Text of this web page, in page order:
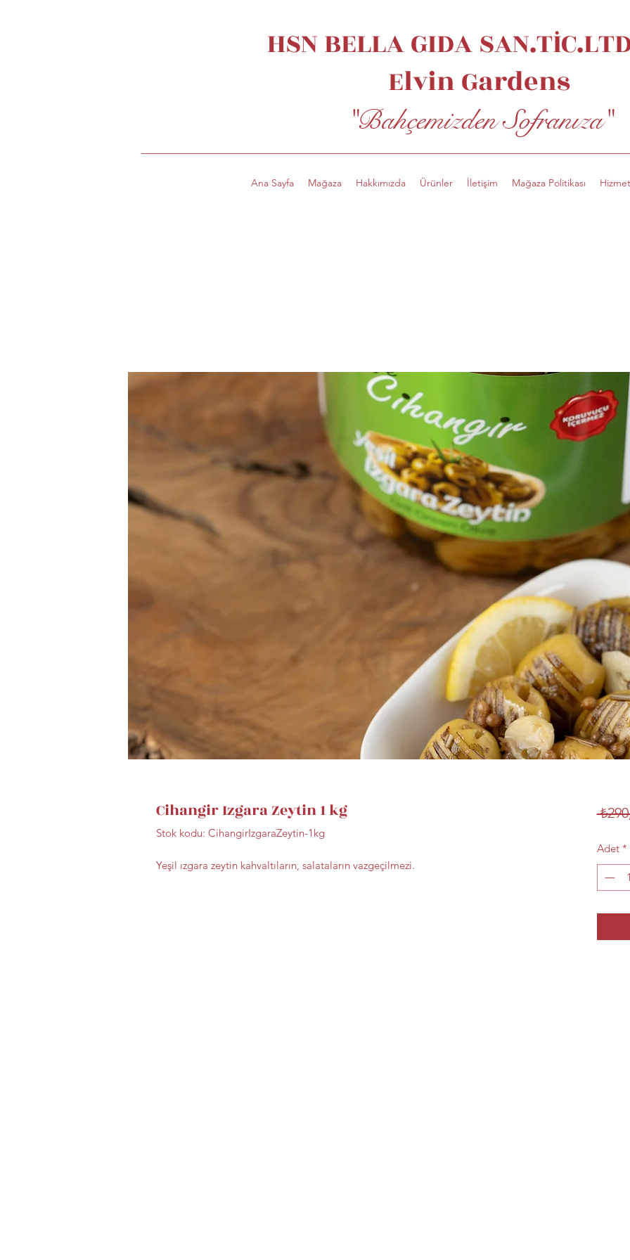
HSN BELLA GIDA
ElvinGardens
"Bahçemizden Sofranıza"
Ana Sayfa Mağaza Hakkımızda Ürünler İletişim Mağaza Politikası
Cihangir Izgara Zeytin 1 kg
Stok kodu: CihangirIzgaraZeytin-1kg
Yeşil ızgara zeytin kahvaltıların, salataların vazgeçilmezi.
Adet *